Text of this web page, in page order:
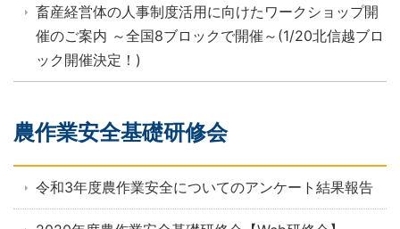
畜産経営体の人事制度活用に向けたワークショップ開
催のご案内 ～全国8ブロックで開催～(1/20北信越ブロ
ック開催決定！)
農作業安全基礎研修会
令和3年度農作業安全についてのアンケート結果報告